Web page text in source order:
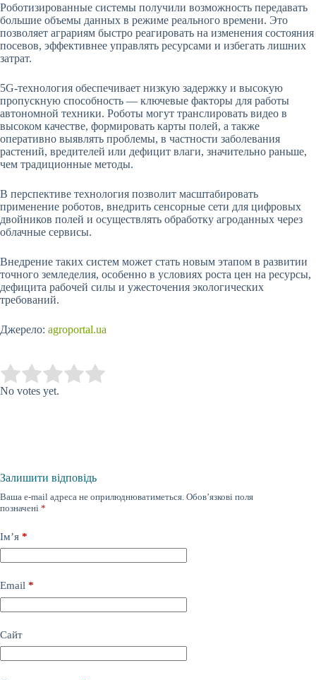
Роботизированные системы получили возможность передавать
большие объемы данных в режиме реального времени. Это
позволяет аграриям быстро реагировать на изменения состояния
посевов, эффективнее управлять ресурсами и избегать лишних
затрат.
5G-технология обеспечивает низкую задержку и высокую
пропускную способность — ключевые факторы для работы
автономной техники. Роботы могут транслировать видео в
высоком качестве, формировать карты полей, а также
оперативно выявлять проблемы, в частности заболевания
растений, вредителей или дефицит влаги, значительно раньше,
чем традиционные методы.
В перспективе технология позволит масштабировать
применение роботов, внедрить сенсорные сети для цифровых
двойников полей и осуществлять обработку агроданных через
облачные сервисы.
Внедрение таких систем может стать новым этапом в развитии
точного земледелия, особенно в условиях роста цен на ресурсы,
дефицита рабочей силы и ужесточения экологических
требований.
Джерело: agroportal.ua
Rate this item:
No votes yet.
Залишити відповідь
Ваша e-mail адреса не оприлюднюватиметься. Обов’язкові поля
позначені *
Ім’я *
Email *
Сайт